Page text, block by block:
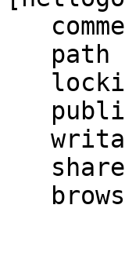
path =
share